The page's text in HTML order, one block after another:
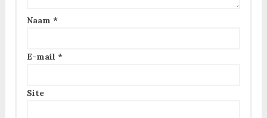
Naam *
E-mail *
Site